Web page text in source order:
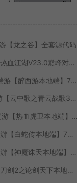
【龙之谷】全套源代码
典藏怀旧端游【热血江湖V23.0巅峰对决】7月最新整理Win一键服务端+GS源码+百宝阁+在线GM工具+PC客户端+详细搭建教程
典藏MMORPG端游【醉西游本地端】7月最新整理Win一键服务端+GM授权后台+PC客户端+详细搭建教程
唯美3D仙侠端游【云中歌之青云战歌3D本地端】7月最新整理Win一键服务端+GM工具+PC客户端+详细搭建教程
典藏2.5D传奇端游【热血虎卫本地端】7月最新整理Win一键服务端+充值教程+PC客户端+详细搭建教程
典藏魔幻RPG端游【白蛇传本地端】7月最新整理Win一键服务端+GM工具+PC客户端+详细搭建教程
典藏神话三国端游【神魔诛天本地端】7月最新整理Win一键服务端+充值教程+PC客户端+详细搭建教程
典藏武侠端游【刀剑2之论剑天下本地端】7月最新整理Win一键服务端+GM工具+PC客户端+详细搭建教程